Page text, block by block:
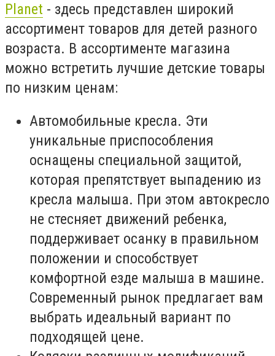
Planet - здесь представлен широкий
ассортимент товаров для детей разного
возраста. В ассортименте магазина
можно встретить лучшие детские товары
по низким ценам:
Автомобильные кресла. Эти
уникальные приспособления
оснащены специальной защитой,
которая препятствует выпадению из
кресла малыша. При этом автокресло
не стесняет движений ребенка,
поддерживает осанку в правильном
положении и способствует
комфортной езде малыша в машине.
Современный рынок предлагает вам
выбрать идеальный вариант по
подходящей цене.